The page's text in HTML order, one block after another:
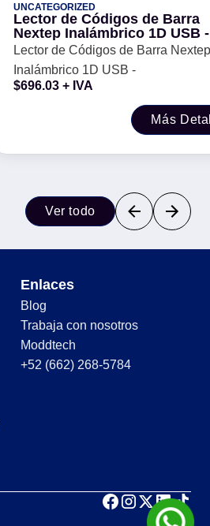
UNCATEGORIZED
Lector de Códigos de Barra
Nextep Inalámbrico 1D USB -
Lector de Códigos de Barra Nextep
Inalámbrico 1D USB -
$696.03 + IVA
Más
Ver todo
Enlaces
Blog
Trabaja con nosotros
Moddtech
+52 (662) 268-5784